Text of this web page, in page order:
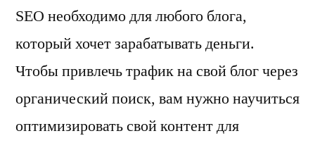
SEO необходимо для любого блога,
который хочет зарабатывать деньги.
Чтобы привлечь трафик на свой блог через
органический поиск, вам нужно научиться
оптимизировать свой контент для